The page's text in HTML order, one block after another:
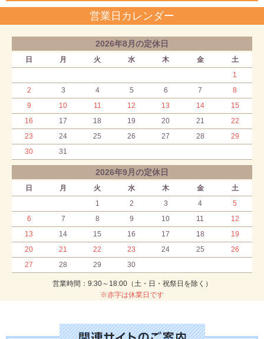
営業日カレンダー
2026年8月の定休日
日 月 火 水 木 金
土
1
2
3 4 5 6 7
8
9
10 11 12 13 14
15
16
17 18 19 20 21
22
23
24 25 26 27 28
29
30
31
2026年9月の定休日
日 月 火 水 木 金
土
1
2 3 4
5
6
7 8 9 10 11
12
13
14 15 16 17 18
19
20
21 22 23 24 25
26
27
28 29 30
営業時間：9:30～18:00（土・日・祝祭日を除く）
※赤字は休業日です